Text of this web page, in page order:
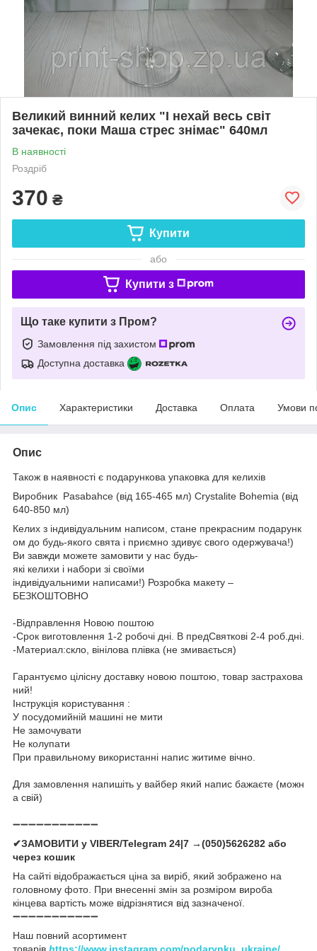
Великий винний келих "І нехай весь світ
зачекає, поки Маша стрес знімає" 640мл
В наявності
Роздріб
370 ₴
Купити
або
Купити з
Що таке купити з Пром?
Замовлення під захистом
Доступна доставка
Опис Характеристики Доставка Оплата Умови
Опис
Також в наявності є подарункова упаковка для келихів
Виробник Pasabahce (від 165-465 мл) Crystalite Bohemia (від
640-850 мл)
Келих з індивідуальним написом, стане прекрасним подарунк
ом до будь-якого свята і приємно здивує свого одержувача!)
Ви завжди можете замовити у нас будь-
які келихи і набори зі своїми
індивідуальними написами!) Розробка макету –
БЕЗКОШТОВНО
-Відправлення Новою поштою
-Срок виготовлення 1-2 робочі дні. В предСвяткові 2-4 роб.дні.
-Материал:скло, вінілова плівка (не змивається)
Гарантуємо цілісну доставку новою поштою, товар застрахова
ний!
Інструкція користування :
У посудомийній машині не мити
Не замочувати
Не колупати
При правильному використанні напис житиме вічно.
Для замовлення напишіть у вайбер який напис бажаєте (можн
а свій)
➖➖➖➖➖➖➖➖➖➖➖
✔ЗАМОВИТИ у VIBER/Telegram 24|7 →(050)5626282 або
через кошик
На сайті відображається ціна за виріб, який зображено на
головному фото. При внесенні змін за розміром вироба
кінцева вартість може відрізнятися від зазначеної.
➖➖➖➖➖➖➖➖➖➖➖
Наш повний асортимент
товарів https://www.instagram.com/podarynku_ukraine/